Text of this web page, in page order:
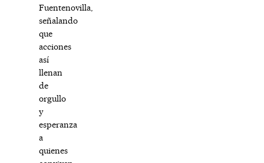
Fuentenovilla,
señalando
que
acciones
así
llenan
de
orgullo
y
esperanza
a
quienes